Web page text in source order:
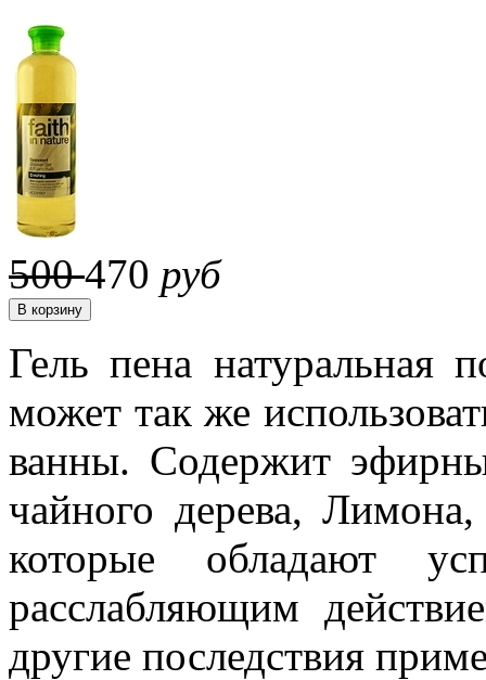
500470 руб
Гель пена натуральная
может так же
ванны. Содержит
чайного дерева,
которые обладают
расслабляющим
другие последствия